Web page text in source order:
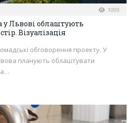
1009
у Львові облаштують
Візуалізація
обговорення проекту. У
планують облаштувати